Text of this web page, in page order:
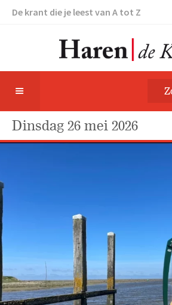
De krant die je leest van A tot Z
dinsdag 26 mei 2026